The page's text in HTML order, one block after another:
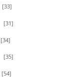
[33]
[31]
[34]
[35]
[54]